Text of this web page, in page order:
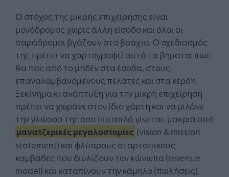
Ο στόχος της μικρής επιχείρησης είναι
μονόδρομος χωρίς άλλη είσοδο και όλοι οι
παράδρομοι βγάζουν στα βράχια. Ο σχεδιασμός
της πρέπει να χαρτογραφεί αυτά τα βήματα: πως
θα πας από το μηδέν στα έσοδα, στους
επαναλαμβανόμενους πελάτες και στα κέρδη.
Ξεκίνημα κι ανάπτυξη για την μικρή επιχείρηση
πρέπει να χωράνε στον ίδιο χάρτη και να μιλάνε
την γλώσσα της όσο πιο απλά γίνεται, μακριά από
μανατζερικές μεγαλοστομίες (vision & mission
statement) και φλύαρους σταρταπικούς
καμβάδες που διυλίζουν τον κώνωπα (revenue
model) και καταπίνουν την κάμηλο (πωλήσεις).